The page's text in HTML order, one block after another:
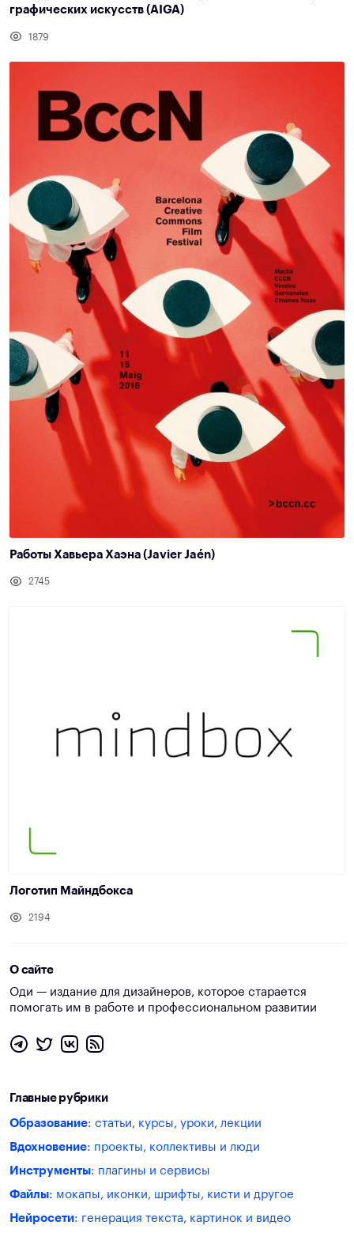
графических искусств (AIGA)
1879
Работы Хавьера Хаэна (Javier Jaén)
2745
Логотип Майндбокса
2194
О сайте
Оди — издание для дизайнеров, которое старается
помогать им в работе и профессиональном развитии
Главные рубрики
Образование: статьи, курсы, уроки, лекции
Вдохновение: проекты, коллективы и люди
Инструменты: плагины и сервисы
Файлы: мокапы, иконки, шрифты, кисти и другое
Нейросети: генерация текста, картинок и видео